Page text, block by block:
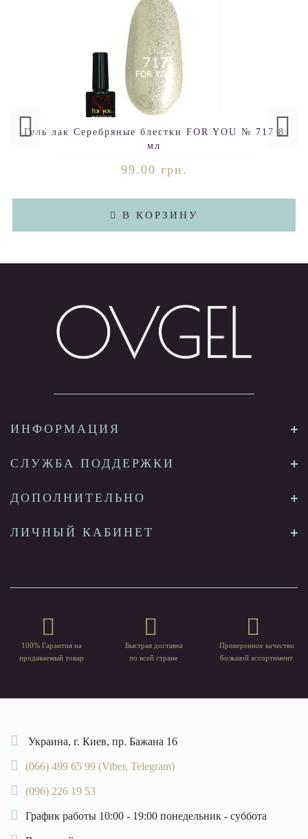
Гель лак Серебряные блестки FOR YOU № 717 8
мл
99.00 грн.
В КОРЗИНУ
ИНФОРМАЦИЯ
СЛУЖБА ПОДДЕРЖКИ
ДОПОЛНИТЕЛЬНО
ЛИЧНЫЙ КАБИНЕТ
100% Гарантия на
продаваемый товар
Быстрая доставка
по всей стране
Проверенное качество
большой ассортимент
Украина, г. Киев, пр. Бажана 16
(066) 499 65 99 (Viber, Telegram)
(096) 226 19 53
График работы 10:00 - 19:00 понедельник - суббота